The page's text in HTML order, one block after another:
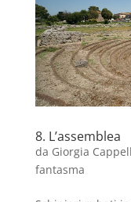
8. L’assemblea
da Giorgia
fantasma